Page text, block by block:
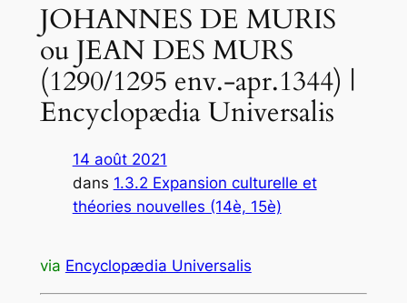
JOHANNES DE MURIS
ou JEAN DES MURS
(1290/1295 env.-apr.1344) |
Encyclopædia Universalis
14 août 2021
dans 1.3.2 Expansion culturelle et
théories nouvelles (14è, 15è)
via Encyclopædia Universalis